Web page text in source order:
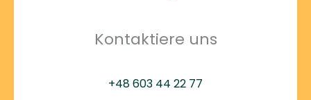
Kontaktiere uns
+48 603 44 22 77